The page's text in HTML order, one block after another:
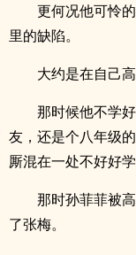
更何况他可怜
里的缺陷。
大约是在自己
那时候他不学
友，还是个八年级
厮混在一处不好好学
那时孙菲菲被
了张梅。